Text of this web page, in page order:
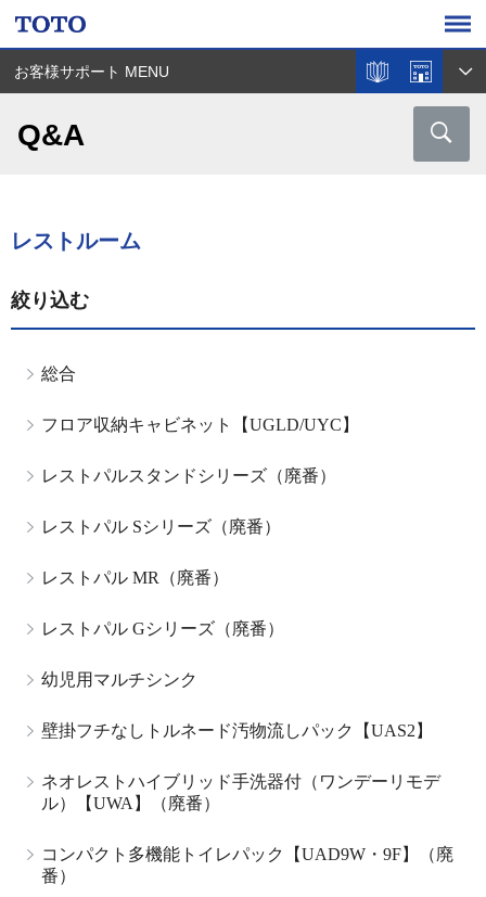
お客様サポート MENU
Q&A
レストルーム
絞り込む
総合
フロア収納キャビネット【UGLD/UYC】
レストパルスタンドシリーズ（廃番）
レストパル Sシリーズ（廃番）
レストパル MR（廃番）
レストパル Gシリーズ（廃番）
幼児用マルチシンク
壁掛フチなしトルネード汚物流しパック【UAS2】
ネオレストハイブリッド手洗器付（ワンデーリモデ
ル）【UWA】（廃番）
コンパクト多機能トイレパック【UAD9W・9F】（廃
番）